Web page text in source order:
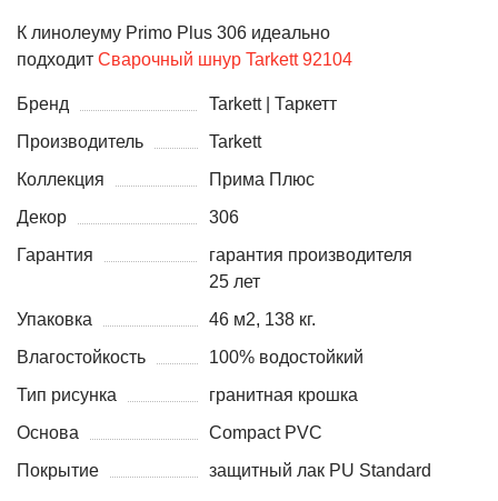
К линолеуму Primo Plus 306 идеально
подходит Сварочный шнур Tarkett 92104
Бренд
Tarkett | Таркетт
Производитель
Tarkett
Коллекция
Прима Плюс
Декор
306
Гарантия
гарантия производителя
25 лет
Упаковка
46 м2, 138 кг.
Влагостойкость
100% водостойкий
Тип рисунка
гранитная крошка
Основа
Compact PVC
Покрытие
защитный лак PU Standard